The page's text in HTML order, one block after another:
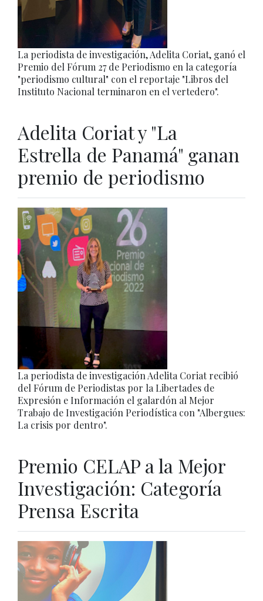
La periodista de investigación, Adelita Coriat, ganó el
Premio del Fórum 27 de Periodismo en la categoría
"periodismo cultural" con el reportaje "Libros del
Instituto Nacional terminaron en el vertedero".
Adelita Coriat y "La
Estrella de Panamá" ganan
premio de periodismo
La periodista de investigación Adelita Coriat recibió
del Fórum de Periodistas por la Libertades de
Expresión e Información el galardón al Mejor
Trabajo de Investigación Periodística con "Albergues:
La crisis por dentro".
Premio CELAP a la Mejor
Investigación: Categoría
Prensa Escrita